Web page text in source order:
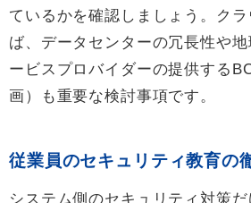
ているかを確認しましょう。ク
ば、データセンターの冗長性や
ービスプロバイダーの提供する
画）も重要な検討事項です。
従業員のセキュリティ教育の
システム側のセキュリティ対策